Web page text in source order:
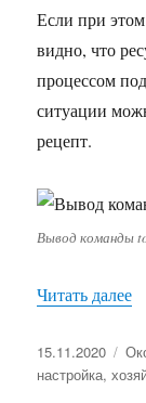
Если при
видно, что
процессом
ситуации
рецепт.
Вывод команды
Читать далее
Опубликовано
15.11.2020
настройка,